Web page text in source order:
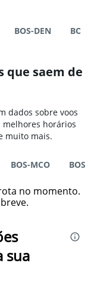
BOS-DEN
que saem de
dados sobre voos
melhores horários
muito mais.
BOS-MCO
no momento.
sua